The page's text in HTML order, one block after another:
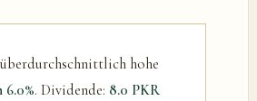
hohe
6.0%. Dividende: 8.0 PKR